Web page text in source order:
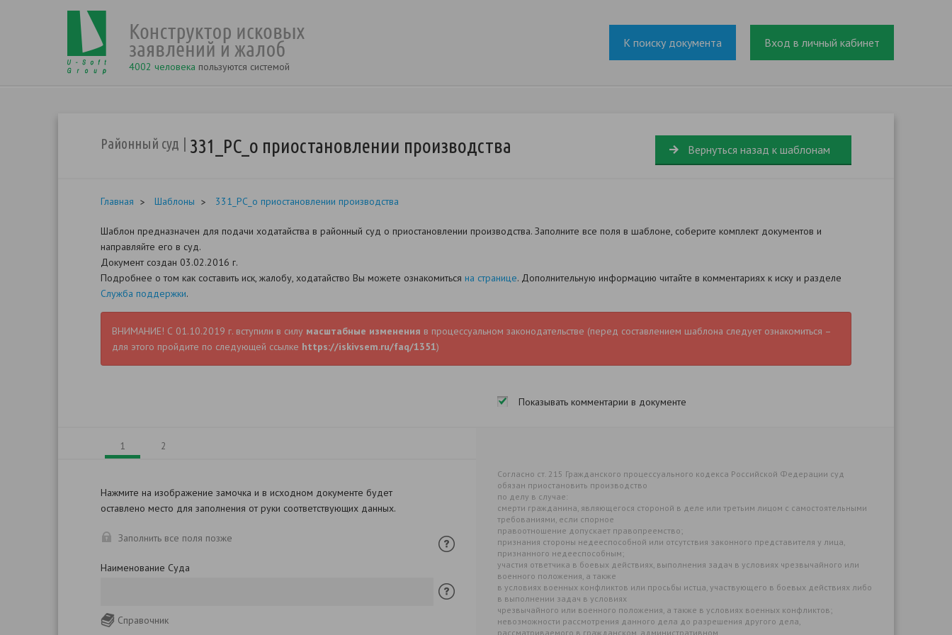
4002 человека пользуются системой
К поиску документа Вход в личный кабинет
Вернуться назад к шаблонам
Районный суд 331_РС_о приостановлении производства
Главная Шаблоны 331_РС_о приостановлении производства
Шаблон предназначен для подачи ходатайства в районный суд о приостановлении производства. Заполните все поля в шаблоне, соберите комплект документов и
направляйте его в суд.
Документ создан 03.02.2016 г.
Подробнее о том как составить иск, жалобу, ходатайство Вы можете ознакомиться на странице. Дополнительную информацию читайте в комментариях к иску и разделе
Служба поддержки.
ВНИМАНИЕ! С 01.10.2019 г. вступили в силу масштабные изменения в процессуальном законодательстве (перед составлением шаблона следует ознакомиться –
для этого пройдите по следующей ссылке https://iskivsem.ru/faq/1351)
Показывать комментарии в документе
1 2
Нажмите на изображение замочка и в исходном документе будет
оставлено место для заполнения от руки соответствующих данных.
Заполнить все поля позже
Наименование Суда
Справочник
Согласно ст. 215 Гражданского процессуального кодекса Российской Федерации суд
обязан приостановить производство
по делу в случае:
смерти гражданина, являющегося стороной в деле или третьим лицом с самостоятельными
требованиями, если спорное
правоотношение допускает правопреемство;
признания стороны недееспособной или отсутствия законного представителя у лица,
признанного недееспособным;
участия ответчика в боевых действиях, выполнения задач в условиях чрезвычайного или
военного положения, а также
в условиях военных конфликтов или просьбы истца, участвующего в боевых действиях либо
в выполнении задач в условиях
чрезвычайного или военного положения, а также в условиях военных конфликтов;
невозможности рассмотрения данного дела до разрешения другого дела,
рассматриваемого в гражданском, административном